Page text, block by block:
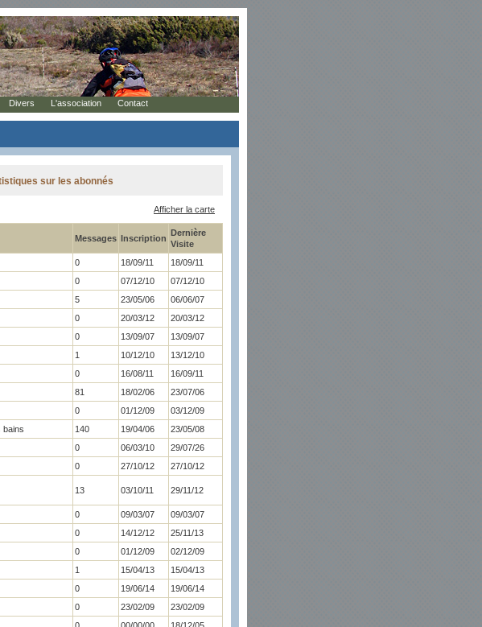
sur les abonnés
Afficher la carte
Messages Inscription
Dernière
Visite
0 18/09/11
18/09/11
0 07/12/10
07/12/10
5 23/05/06
06/06/07
0 20/03/12
20/03/12
0 13/09/07
13/09/07
1 10/12/10
13/12/10
0 16/08/11
16/09/11
81 18/02/06
23/07/06
0 01/12/09
03/12/09
bains 140 19/04/06
23/05/08
0 06/03/10
29/07/26
0 27/10/12 27/10/12
13 03/10/11 29/11/12
0 09/03/07
09/03/07
0 14/12/12
25/11/13
0 01/12/09
02/12/09
1 15/04/13
15/04/13
0 19/06/14
19/06/14
0 23/02/09
23/02/09
Divers L'association Contact